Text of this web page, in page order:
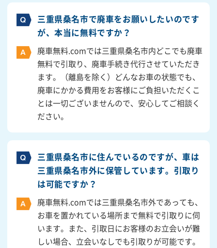
三重県桑名市で廃車をお願いしたいのです
が、本当に無料ですか？
廃車無料.comでは三重県桑名市内どこでも廃車
無料で引取り、廃車手続き代行させていただき
ます。（離島を除く）どんなお車の状態でも、
廃車にかかる費用をお客様にご負担いただくこ
とは一切ございませんので、安心してご相談く
ださい。
三重県桑名市に住んでいるのですが、車は
三重県桑名市外に保管しています。引取り
は可能ですか？
廃車無料.comでは三重県桑名市外であっても、
お車を置かれている場所まで無料で引取りに伺
います。また、引取日にお客様のお立会いが難
しい場合、立会いなしでも引取りが可能です。